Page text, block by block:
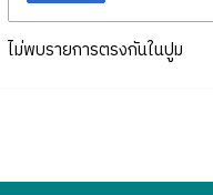
ไม่พบรายการตรงกันในปูม